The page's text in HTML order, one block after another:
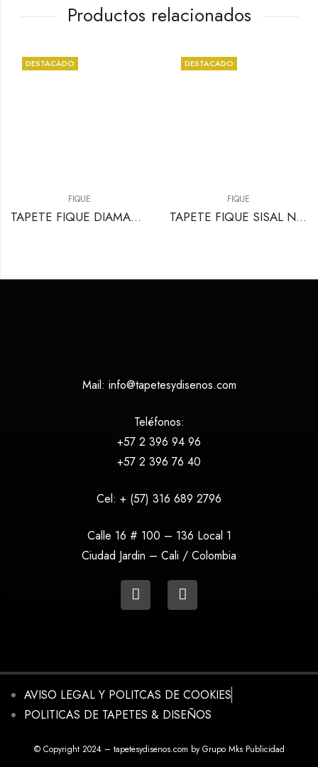
Productos relacionados
DESTACADO
FIQUE
TAPETE FIQUE DIAMANTE DOBLE COBRE
DESTACADO
FIQUE
TAPETE FIQUE SISAL NATURAL
Mail: info@tapetesydisenos.com
Teléfonos:
+57 2 396 94 96
+57 2 396 76 40
Cel: + (57) 316 689 2796
Calle 16 # 100 – 136 Local 1
Ciudad Jardin – Cali / Colombia
AVISO LEGAL Y POLITCAS DE COOKIES
POLITICAS DE TAPETES & DISEÑOS
© Copyright 2024 – tapetesydisenos.com by Grupo Mks Publicidad